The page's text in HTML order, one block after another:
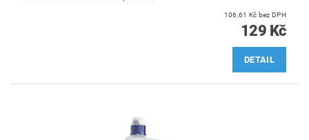
106,61 Kč bez DPH
129 Kč
DETAIL